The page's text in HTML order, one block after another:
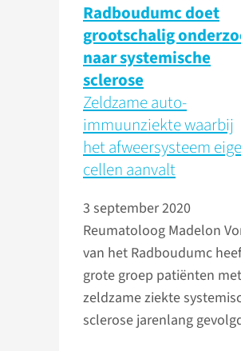
Radboudumc doet
grootschalig
naar systemische
sclerose
Zeldzame auto-
immuunziekte waarbij
het afweersysteem
cellen aanvalt
3 september 2020
Reumatoloog Madelon
van het Radboudumc
grote groep patiënten
zeldzame ziekte
sclerose jarenlang